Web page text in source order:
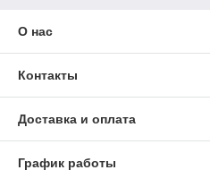
О нас
Контакты
Доставка и оплата
График работы